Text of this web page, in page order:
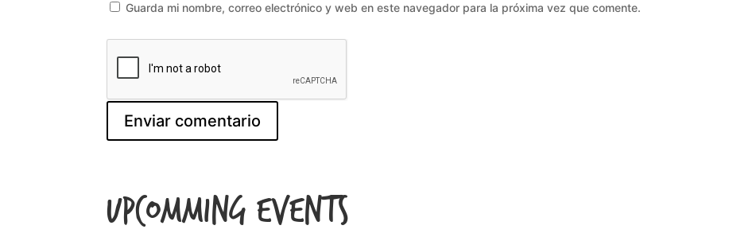
Guarda mi nombre, correo electrónico y web en este navegador para la próxima vez que comente.
Upcomming Events